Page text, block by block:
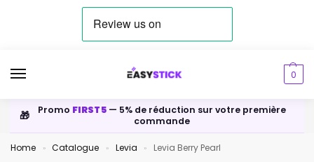
0
🎁 Promo FIRST5 — 5% de réduction sur votre première
commande
Home » Catalogue » Levia » Levia Berry Pearl